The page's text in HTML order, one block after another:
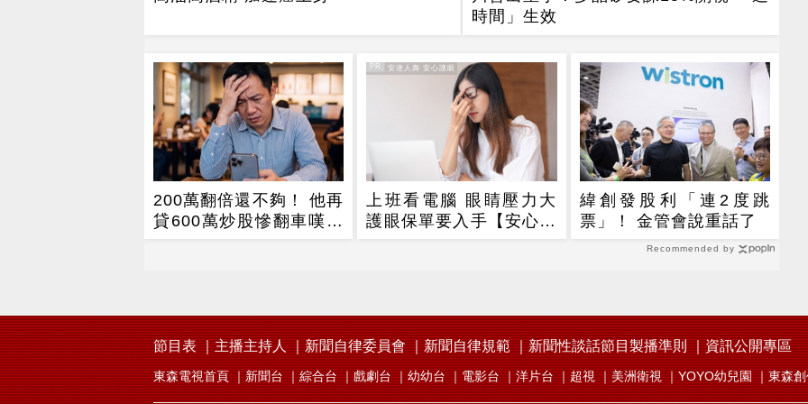
時間」生效
200萬翻倍還不夠！ 他再
貸600萬炒股慘翻車嘆：
拜紫南宮也沒用
PR
上班看電腦 眼睛壓力大
護眼保單要入手【安心護
眼定期眼睛險】
PR・安達人壽 安心護眼
緯創發股利「連2度跳
票」！ 金管會說重話了
Recommended by
節目表 主播主持人 新聞自律委員會 新聞自律規範 新聞性談話節目製播準則 資訊公開專區
東森電視首頁 新聞台 綜合台 戲劇台 幼幼台 電影台 洋片台 超視 美洲衛視 YOYO幼兒園 東森